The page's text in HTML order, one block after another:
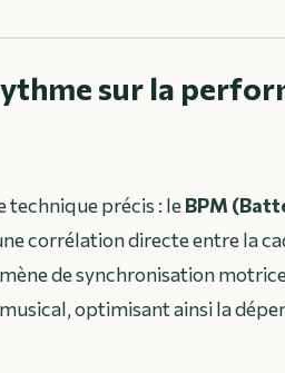
sur la
technique précis : leBPM
corrélation directe entre la
de synchronisation
optimisant ainsi la